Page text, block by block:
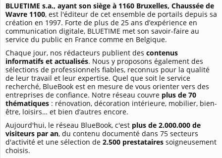
BLUETIME s.a., ayant son siège à 1160 Bruxelles, Chaussée de
Wavre 1100, est l'éditeur de cet ensemble de portails depuis sa
création en 1997. Forte de plus de 25 ans d’expérience en
communication digitale, BLUETIME met son savoir-faire au
service du public en France comme en Belgique.
Chaque jour, nos rédacteurs publient des contenus
informatifs et actualisés. Nous y proposons également des
sélections de professionnels fiables, reconnus pour la qualité
de leur travail et leur expertise. Quel que soit le service
recherché, BlueBook est en mesure de vous orienter vers des
entreprises de confiance. Notre réseau couvre plus de 70
thématiques : rénovation, décoration intérieure, mobilier, bien-
être, loisirs… et bien d’autres encore.
Aujourd'hui, le réseau BlueBook, c'est plus de 2.000.000 de
visiteurs par an, du contenu documenté dans 75 secteurs
d'activité et une sélection de 2.500 prestataires soigneusement
choisis.